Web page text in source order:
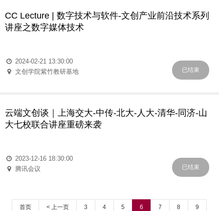
CC Lecture | 数字技术与软件-文创产业前沿技术系列
讲座之数字媒体技术
2024-02-21 13:30:00
文创学院紫竹教研基地
已结束
云端文创谈｜上海交大-中传-北大-人大-清华-同济-山
大七校联合讲座重磅来袭
2023-12-16 18:30:00
腾讯会议
已结束
首页 < 上一页 3 4 5 6 7 8 9